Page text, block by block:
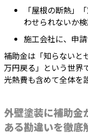
「屋根の断熱」
わせられないか
施工会社に、申
補助金は「知らないと
万円戻る」という世界
光熱費も含めて全体を
外壁塗装に補助金
ある勘違いを徹底